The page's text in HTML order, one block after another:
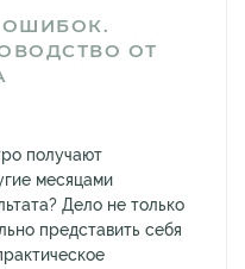
ОШИБОК.
ОТ
получают
месяцами
Дело не только
представить себя